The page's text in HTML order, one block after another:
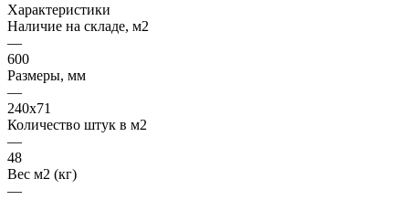
Характеристики
Наличие на складе, м2
—
600
Размеры, мм
—
240x71
Количество штук в м2
—
48
Вес м2 (кг)
—